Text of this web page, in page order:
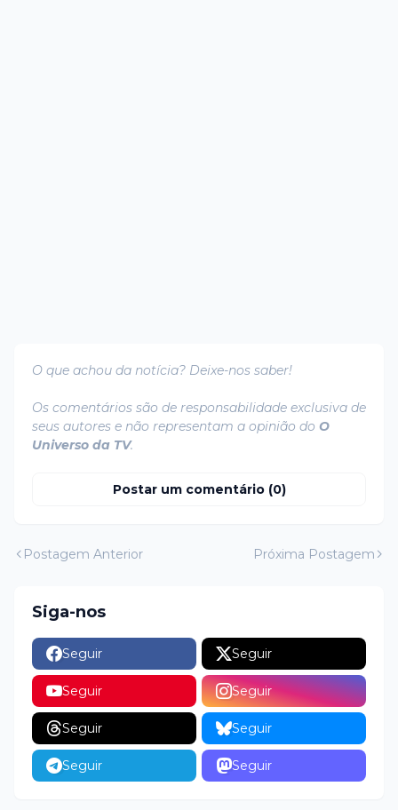
O que achou da notícia? Deixe-nos saber!
Os comentários são de responsabilidade exclusiva de
seus autores e não representam a opinião do O
Universo da TV.
Postar um comentário (0)
Postagem Anterior Próxima Postagem
Siga-nos
Seguir Seguir
Seguir Seguir
Seguir Seguir
Seguir Seguir